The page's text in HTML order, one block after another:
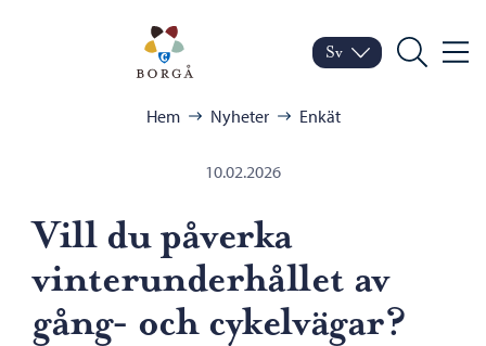
Porvoo – Gå till
Byt språk
Nuvarande språk:
Sv
Sök Meny
Hem Nyheter Enkät
10.02.2026
Vill du påverka
vinterunderhållet av
gång- och cykelvägar?